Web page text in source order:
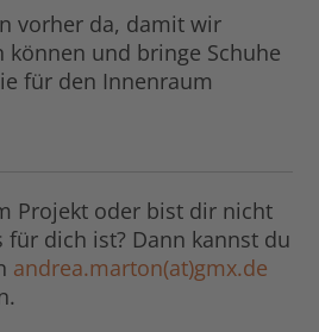
vorher da, damit wir
und bringe Schuhe
für den Innenraum
Projekt oder bist dir nicht
für dich ist? Dann kannst du
andrea.marton(at)gmx.de